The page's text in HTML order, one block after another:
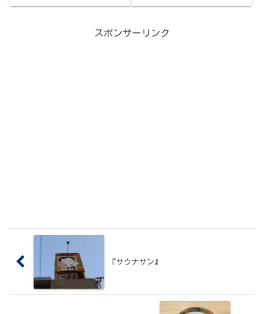
編】」でまとめてお届けしま
サウナ2軒巡りの1軒目。京都
浴料550円。朝サ活の聖地。サ
ウナは115℃ガス遠赤ストースポンサーリンク
『サウナサン』